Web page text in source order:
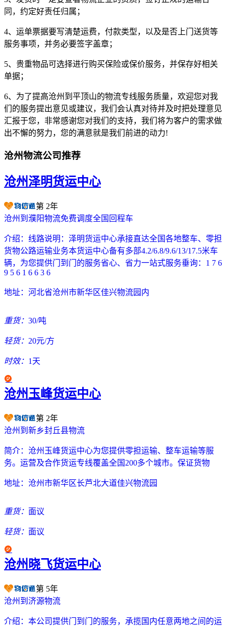
同，约定好责任归属；
4、运单票据要写清楚运费，付款类型，以及是否上门送货等
服务事项，并务必要签字盖章；
5、贵重物品可选择进行购买保险或保价服务，并保存好相关
单据；
6、为了提高沧州到平顶山的物流专线服务质量，欢迎您对我
们的服务提出意见或建议，我们会认真对待并及时把处理意见
汇报于您，非常感谢您对我们的支持，我们将为客户的需求做
出不懈的努力，您的满意就是我们前进的动力!
沧州物流公司推荐
沧州泽明货运中心
第 2年
沧州到濮阳物流免费调度全国回程车
介绍： 线路说明：泽明货运中心承接直达全国各地整车、零担
货物公路运输业务本货运中心备有多部4.2/6.8/9.6/13/17.5米车
辆，为您提供门到门的服务省心、省力一站式服务垂询：1 7 6
9 5 6 1 6 6 3 6
地址： 河北省沧州市新华区佳兴物流园内
重货： 30/吨
轻货： 20元/方
时效： 1天
沧州玉峰货运中心
第 2年
沧州到新乡封丘县物流
简介： 沧州玉峰货运中心为您提供零担运输、整车运输等服
务。运营及合作货运专线覆盖全国200多个城市。保证货物
地址： 沧州市新华区长芦北大道佳兴物流园
重货： 面议
轻货： 面议
沧州晓飞货运中心
第 5年
沧州到济源物流
介绍： 本公司提供门到门的服务，承揽国内任意两地之间的运